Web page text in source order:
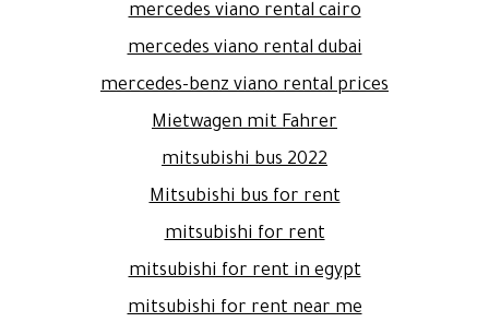
mercedes viano rental cairo
mercedes viano rental dubai
mercedes-benz viano rental prices
Mietwagen mit Fahrer
mitsubishi bus 2022
Mitsubishi bus for rent
mitsubishi for rent
mitsubishi for rent in egypt
mitsubishi for rent near me